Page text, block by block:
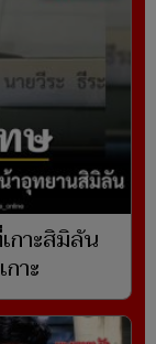
กาะสิมิลัน
าะ